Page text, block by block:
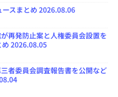
スまとめ 2026.08.06
再発防止案と人権委員会設置を
め 2026.08.05
者委員会調査報告書を公開など